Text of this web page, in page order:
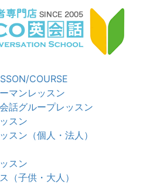
COURSE
マンレッスン
話グループレッスン
スン
スン（個人・法人）
スン
（子供・大人）